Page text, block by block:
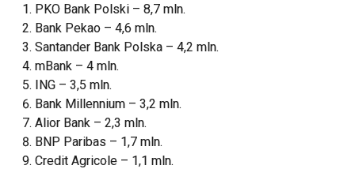
PKO Bank Polski – 8,7 mln.
Bank Pekao – 4,6 mln.
Santander Bank Polska – 4,2 mln.
mBank – 4 mln.
ING – 3,5 mln.
Bank Millennium – 3,2 mln.
Alior Bank – 2,3 mln.
BNP Paribas – 1,7 mln.
Credit Agricole – 1,1 mln.